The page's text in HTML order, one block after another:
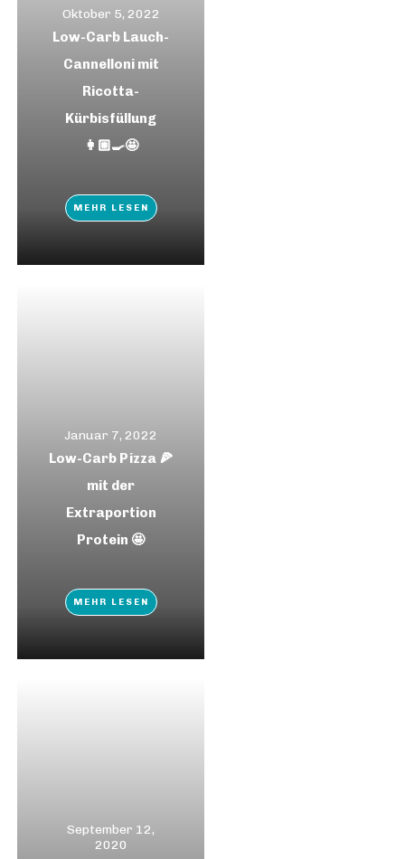
Oktober 5, 2022
Low-Carb Lauch-
Cannelloni mit
Ricotta-
Kürbisfüllung
👩🏼‍🍳🤩
MEHR LESEN
Januar 7, 2022
Low-Carb Pizza 🍕
mit der
Extraportion
Protein 🤩
MEHR LESEN
September 12,
2020